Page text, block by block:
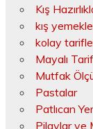
Kış
kış
kolay
Mayalı
Mutfak
Pastalar
Patlıcan
Pilavlar ve